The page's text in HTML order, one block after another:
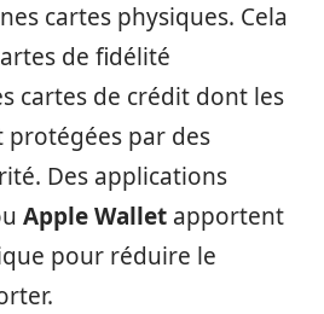
cartes physiques. Cela
de fidélité
cartes de crédit dont les
par des
Des applications
Apple Wallet apportent
pour réduire le